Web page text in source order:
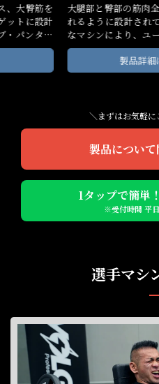
的 に鍛えら
この革新的
イドされた
でき、 背中
とができま
大腿四頭筋を中心と
レーニングのために
す。プログレッシブ
テムを採用し、生
現。 調節可能な背も
のイージー・スター
製品詳細
＼まずはお気軽
製品につい
1タップで簡単
※受付時間 平
選手マシ